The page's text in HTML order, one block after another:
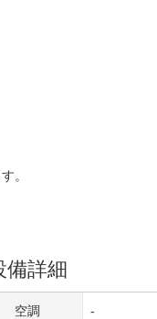
。
備詳細
空調 -